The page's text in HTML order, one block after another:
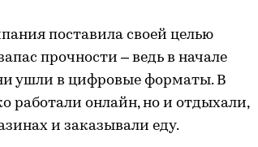
поставила своей целью
прочности – ведь в начале
ушли в цифровые форматы. В
работали онлайн, но и отдыхали,
и заказывали еду.